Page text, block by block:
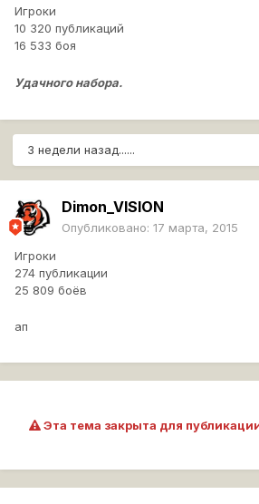
Игроки
10 320 публикаций
16 533 боя
Удачного набора.
3 недели назад......
Dimon_VISION
Опубликовано: 17 марта, 2015
Игроки
274 публикации
25 809 боёв
ап
Эта тема закрыта для